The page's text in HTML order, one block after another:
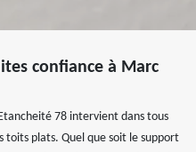
confiance à Marc
78 intervient dans tous
toits plats. Quel que soit le support